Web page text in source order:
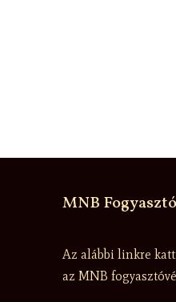
MNB
Az alábbi linkre
az MNB